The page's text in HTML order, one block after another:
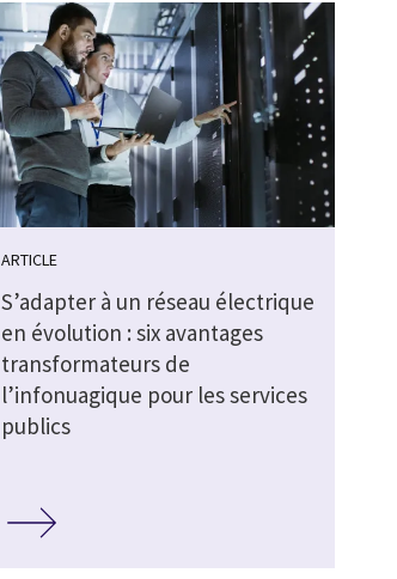
ARTICLE
S’adapter à un réseau électrique
en évolution : six avantages
transformateurs de
l’infonuagique pour les services
publics